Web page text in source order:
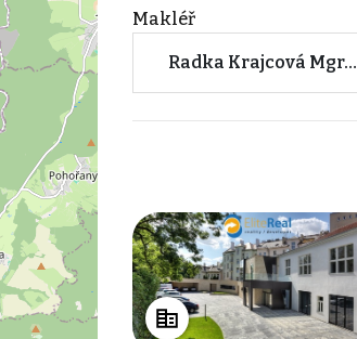
Makléř
Radka Krajcová Mgr. Zdeněk Gaďourek (Elite real service s.r.o.)